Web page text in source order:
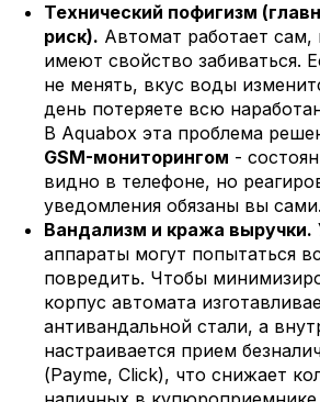
Технический пофигизм
риск). Автомат работает
имеют свойство забиваться.
не менять, вкус воды
день потеряете всю
В Aquabox эта проблема
GSM-мониторингом -
видно в телефоне, но
уведомления обязаны вы сами.
Вандализм и кража выручки.
аппараты могут попытаться
повредить. Чтобы
корпус автомата
антивандальной стали, а
настраивается прием
(Payme, Click), что снижает